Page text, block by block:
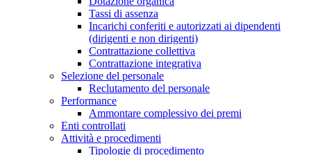
Tassi di assenza
Incarichi conferiti e autorizzati ai dipendenti
(dirigenti e non dirigenti)
Contrattazione collettiva
Contrattazione integrativa
Selezione del personale
Reclutamento del personale
Performance
Ammontare complessivo dei premi
Enti controllati
Attività e procedimenti
Tipologie di procedimento